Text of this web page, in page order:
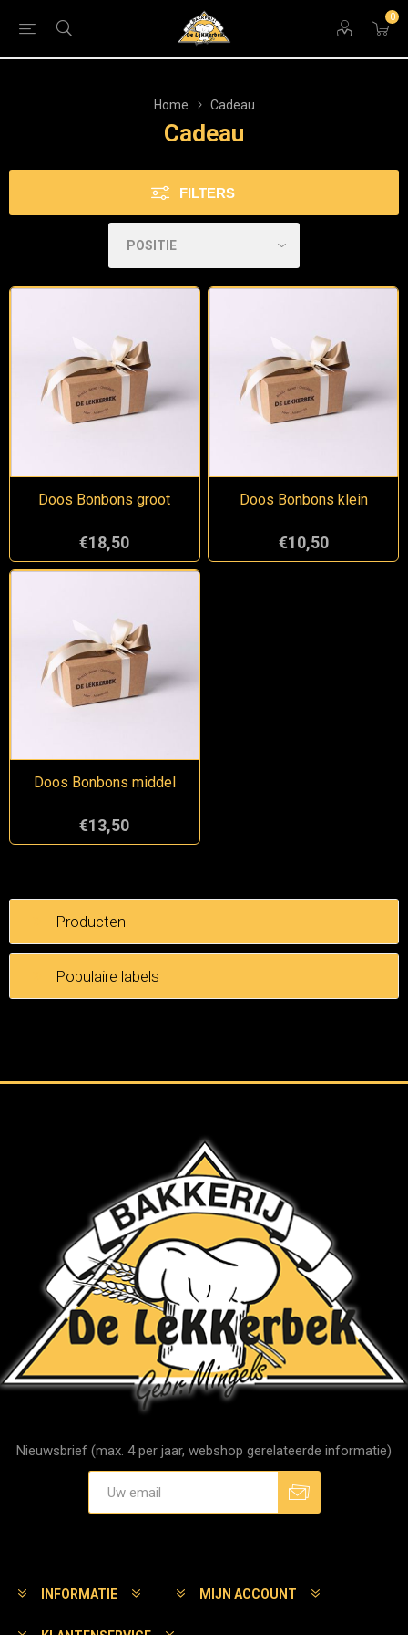
0
Home Cadeau
Cadeau
FILTERS
Doos Bonbons groot
€18,50
Doos Bonbons klein
€10,50
Doos Bonbons middel
€13,50
Producten
Populaire labels
Nieuwsbrief (max. 4 per jaar, webshop gerelateerde informatie)
INFORMATIE MIJN ACCOUNT